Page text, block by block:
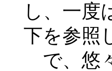
し、一度
下を参照
で、悠